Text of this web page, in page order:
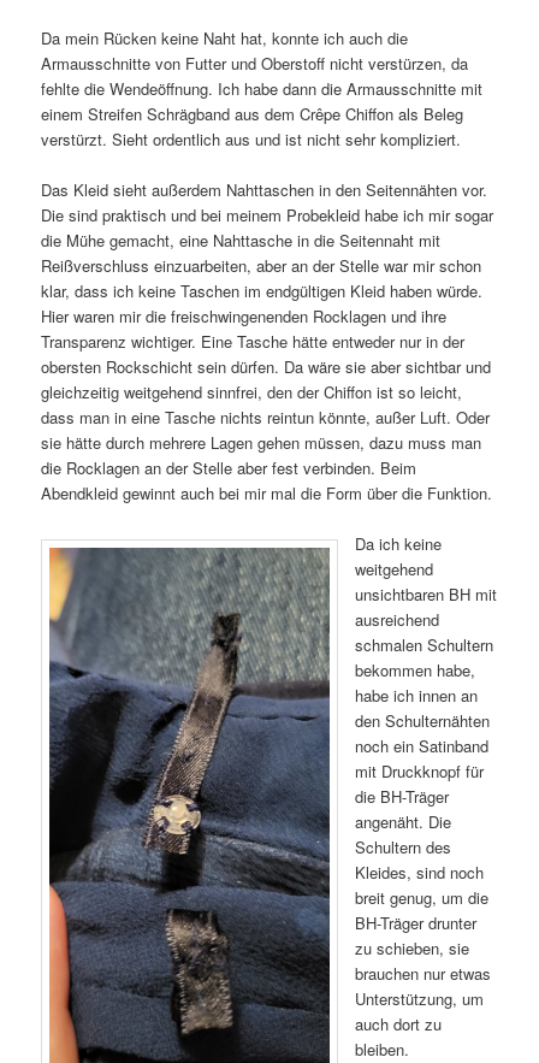
Da mein Rücken keine Naht hat, konnte ich auch die
Armausschnitte von Futter und Oberstoff nicht verstürzen, da
fehlte die Wendeöffnung. Ich habe dann die Armausschnitte mit
einem Streifen Schrägband aus dem Crêpe Chiffon als Beleg
verstürzt. Sieht ordentlich aus und ist nicht sehr kompliziert.
Das Kleid sieht außerdem Nahttaschen in den Seitennähten vor.
Die sind praktisch und bei meinem Probekleid habe ich mir sogar
die Mühe gemacht, eine Nahttasche in die Seitennaht mit
Reißverschluss einzuarbeiten, aber an der Stelle war mir schon
klar, dass ich keine Taschen im endgültigen Kleid haben würde.
Hier waren mir die freischwingenenden Rocklagen und ihre
Transparenz wichtiger. Eine Tasche hätte entweder nur in der
obersten Rockschicht sein dürfen. Da wäre sie aber sichtbar und
gleichzeitig weitgehend sinnfrei, den der Chiffon ist so leicht,
dass man in eine Tasche nichts reintun könnte, außer Luft. Oder
sie hätte durch mehrere Lagen gehen müssen, dazu muss man
die Rocklagen an der Stelle aber fest verbinden. Beim
Abendkleid gewinnt auch bei mir mal die Form über die Funktion.
Da ich keine
weitgehend
unsichtbaren BH mit
ausreichend
schmalen Schultern
bekommen habe,
habe ich innen an
den Schulternähten
noch ein Satinband
mit Druckknopf für
die BH-Träger
angenäht. Die
Schultern des
Kleides, sind noch
breit genug, um die
BH-Träger drunter
zu schieben, sie
brauchen nur etwas
Unterstützung, um
auch dort zu
bleiben.